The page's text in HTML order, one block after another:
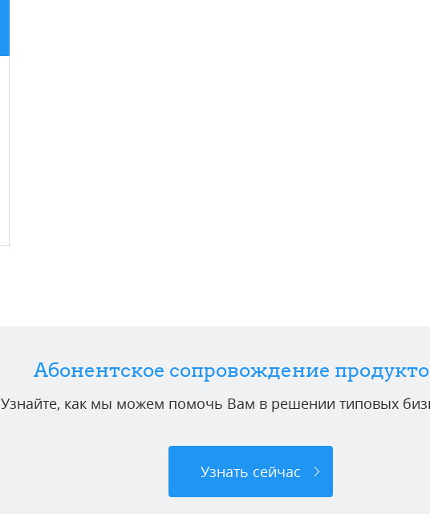
Абонентское сопровождение
Узнайте, как мы можем помочь Вам в решении типовых
Узнать сейчас